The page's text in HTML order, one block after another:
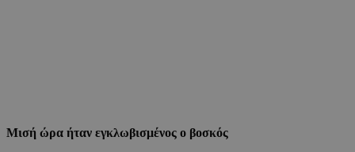
Μισή ώρα ήταν εγκλωβισμένος ο βοσκός